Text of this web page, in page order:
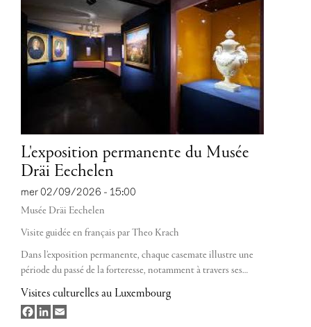
L'exposition permanente du Musée
Dräi Eechelen
mer 02/09/2026 - 15:00
Musée Dräi Eechelen
Visite guidée en français par Theo Krach
Dans l’exposition permanente, chaque casemate illustre une
période du passé de la forteresse, notamment à travers ses…
Visites culturelles au Luxembourg
FacebookLinkedIn